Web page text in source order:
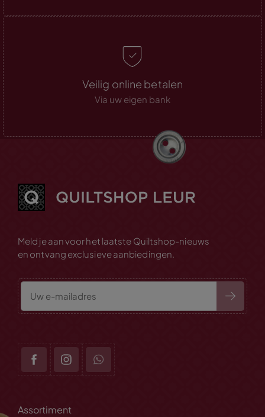
Veilig online betalen
Via uw eigen bank
Meld je aan voor het laatste Quiltshop-nieuws
en ontvang exclusieve aanbiedingen.
Assortiment